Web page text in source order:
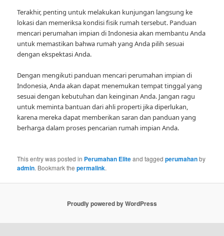
Terakhir, penting untuk melakukan kunjungan langsung ke
lokasi dan memeriksa kondisi fisik rumah tersebut. Panduan
mencari perumahan impian di Indonesia akan membantu Anda
untuk memastikan bahwa rumah yang Anda pilih sesuai
dengan ekspektasi Anda.
Dengan mengikuti panduan mencari perumahan impian di
Indonesia, Anda akan dapat menemukan tempat tinggal yang
sesuai dengan kebutuhan dan keinginan Anda. Jangan ragu
untuk meminta bantuan dari ahli properti jika diperlukan,
karena mereka dapat memberikan saran dan panduan yang
berharga dalam proses pencarian rumah impian Anda.
This entry was posted in Perumahan Eliteand taggedperumahanby
admin. Bookmark thepermalink.
Proudly powered by WordPress